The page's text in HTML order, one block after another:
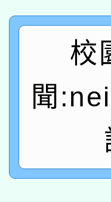
動」
開 智
關事宜
轉知
國立
年度
業成
函轉
原住
族教
轉知
新北
函轉
族語
轉知
教育
校
聞